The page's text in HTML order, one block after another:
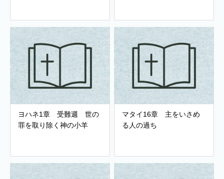
ヨハネ1章 受難週 世の
罪を取り除く神の小羊
マタイ16章 主をいさめ
る人の過ち